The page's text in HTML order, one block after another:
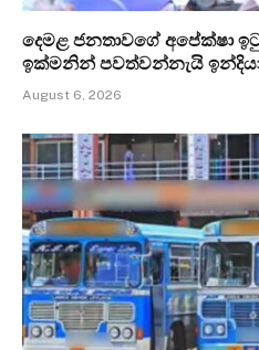
දෙමළ ජනතාවගේ අපේක්ෂා
ඉක්මනින් පවත්වන්නැයි
August 6, 2026